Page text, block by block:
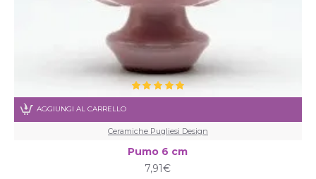
Quando si regala il Pumo Pugliese
Il pumo pugliese è perfetto come: -Bomboniera
per battesimo, matrimonio o laurea -Regalo per
una nuova casa -Oggetto decorativo per l’ingresso
Ceramiche Pugliesi Design
Pumo 6 cm
7,91€
AGGIUNGI AL CARRELLO